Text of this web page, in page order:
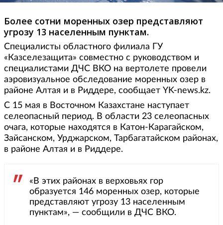
Более сотни моренных озер представляют
угрозу 13 населенным пунктам.
Специалисты областного филиала ГУ
«Казселезащита» совместно с руководством и
специалистами ДЧС ВКО на вертолете провели
аэровизуальное обследование моренных озер в
районе Алтая и в Риддере, сообщает YK-news.kz.
С 15 мая в Восточном Казахстане наступает
селеопасный период. В области 23 селеопасных
очага, которые находятся в Катон-Карагайском,
Зайсанском, Урджарском, Тарбагатайском районах,
в районе Алтая и в Риддере.
«В этих районах в верховьях гор
образуется 146 моренных озер, которые
представляют угрозу 13 населенным
пунктам», — сообщили в ДЧС ВКО.